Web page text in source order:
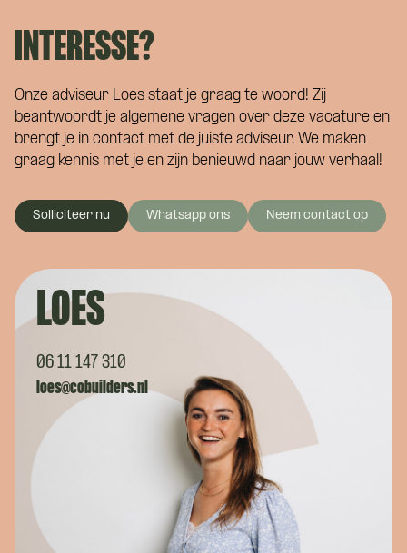
INTERESSE?
Onze adviseur Loes staat je graag te woord! Zij
beantwoordt je algemene vragen over deze vacature en
brengt je in contact met de juiste adviseur. We maken
graag kennis met je en zijn benieuwd naar jouw verhaal!
Solliciteer nu Whatsapp ons Neem contact op
LOES
06 11 147 310
loes@cobuilders.nl